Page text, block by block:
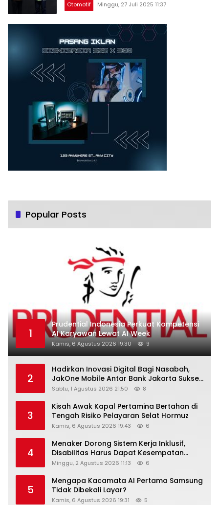
Otomotif Minggu, 27 Juli 2025 11:37
Popular Posts
1
Prudential Indonesia Perkuat Kompetensi
AI Karyawan Lewat AI Week
Kamis, 6 Agustus 2026 19:30 9
2
Hadirkan Inovasi Digital Bagi Nasabah,
JakOne Mobile Antar Bank Jakarta Sukses
Raih Digital Excellence Awards 2026
Sabtu, 1 Agustus 2026 21:50 8
3
Kisah Awak Kapal Pertamina Bertahan di
Tengah Risiko Pelayaran Selat Hormuz
Kamis, 6 Agustus 2026 19:43 6
4
Menaker Dorong Sistem Kerja Inklusif,
Disabilitas Harus Dapat Kesempatan
Setara
Minggu, 2 Agustus 2026 11:13 6
5
Mengapa Kacamata AI Pertama Samsung
Tidak Dibekali Layar?
Kamis, 6 Agustus 2026 19:31 5